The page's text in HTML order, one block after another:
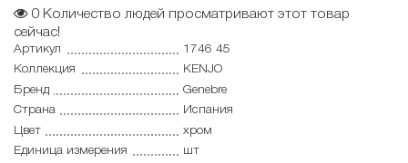
0 Количество людей просматривают этот товар
сейчас!
Артикул
1746 45
Коллекция
KENJO
Бренд
Genebre
Страна
Испания
Цвет
хром
Единица измерения
шт